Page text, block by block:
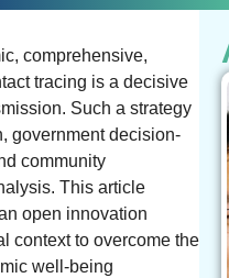
comprehensive,
tracing is a decisive
Such a strategy
government decision-
community
This article
open innovation
context to overcome the
well-being